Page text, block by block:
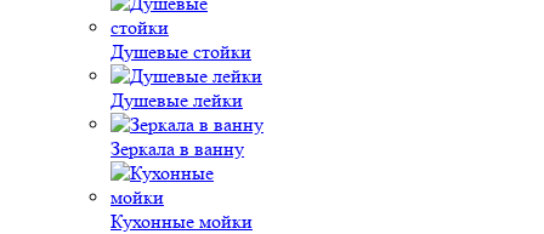
Душевые стойки
Душевые лейки
Зеркала в ванну
Кухонные мойки